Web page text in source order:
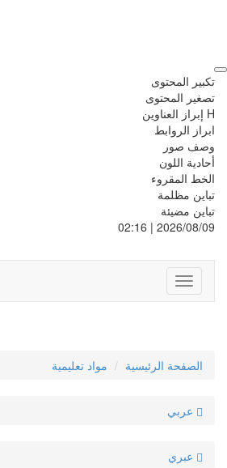
تكبير المحتوى
تصغير المحتوى
H إبراز العناوين
ابراز الروابط
وصف صور
أحادية اللون
الخط المقروء
تباين مظلمة
تباين مضيئة
2026/08/09 | 02:16
Toggle
navigation
الصفحة الرئيسية مواد تعليمية
عربي
عبري